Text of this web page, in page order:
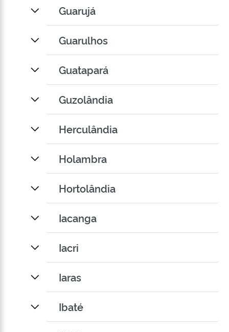
Guarujá
Guarulhos
Guatapará
Guzolândia
Herculândia
Holambra
Hortolândia
Iacanga
Iacri
Iaras
Ibaté